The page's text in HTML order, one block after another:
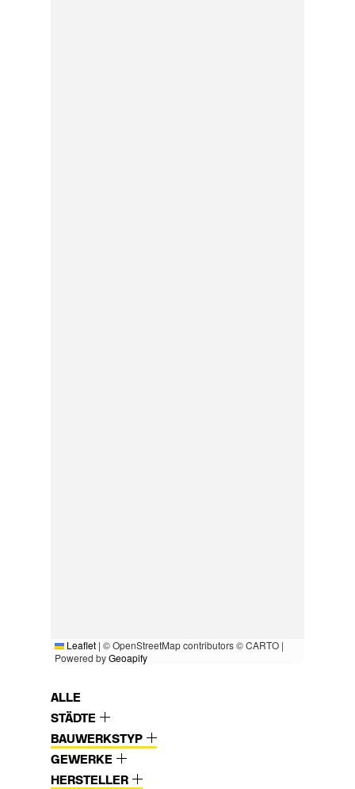
Leaflet | © OpenStreetMap contributors © CARTO |
Powered byGeoapify
ALLE
STÄDTE
BAUWERKSTYP
GEWERKE
HERSTELLER